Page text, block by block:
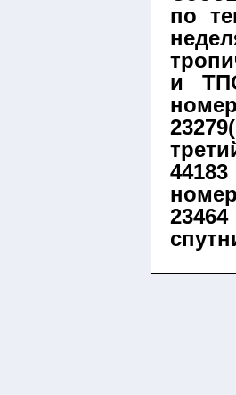
по
и